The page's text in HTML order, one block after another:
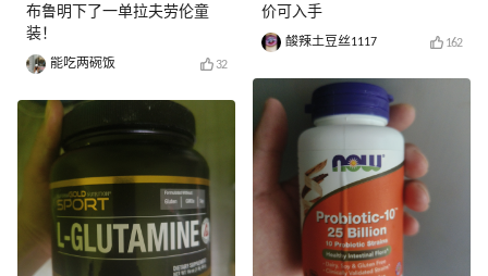
布鲁明下了一单拉夫劳伦童
装！
能吃两碗饭 32
价可入手
酸辣土豆丝1117 162